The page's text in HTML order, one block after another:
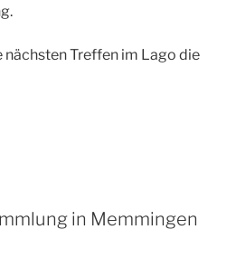
nächsten Treffen im Lago die
in Memmingen